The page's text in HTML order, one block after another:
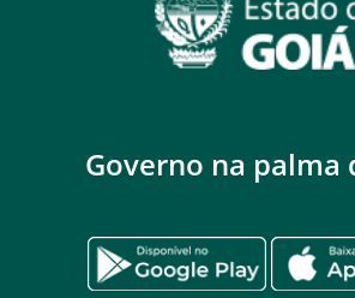
Governo na palma